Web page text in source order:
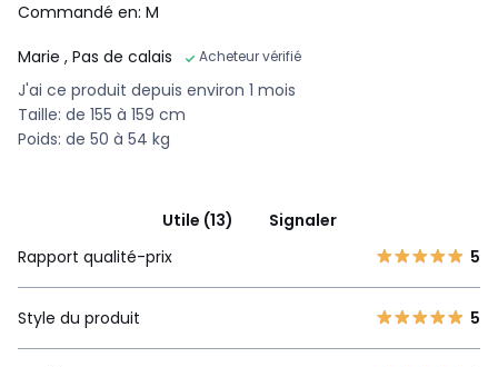
Commandé en: M
Marie , Pas de calais Acheteur vérifié
J'ai ce produit depuis environ 1 mois
Taille: de 155 à 159 cm
Poids: de 50 à 54 kg
Utile (13)
Signaler
Rapport qualité-prix
5
Style du produit 5